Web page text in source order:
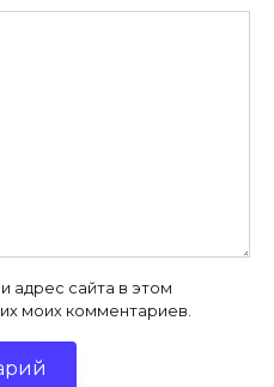
адрес сайта в этом
моих комментариев.